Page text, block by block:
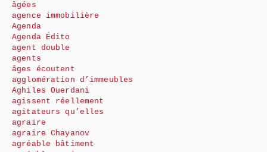
âgées
agence immobilière
Agenda
Agenda Édito
agent double
agents
âges écoutent
agglomération d’immeubles
Aghiles Ouerdani
agissent réellement
agitateurs qu’elles
agraire
agraire Chayanov
agréable bâtiment